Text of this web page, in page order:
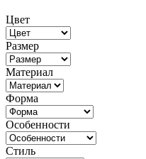
Цвет
Размер
Материал
Форма
Особенности
Стиль